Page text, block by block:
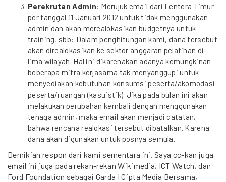
Perekrutan Admin: Merujuk email dari Lentera Timur
per tanggal 11 Januari 2012 untuk tidak menggunakan
admin dan akan merealokasikan budgetnya untuk
training, sbb: Dalam penghitungan kami, dana tersebut
akan direalokasikan ke sektor anggaran pelatihan di
lima wilayah. Hal ini dikarenakan adanya kemungkinan
beberapa mitra kerjasama tak menyanggupi untuk
menyediakan kebutuhan konsumsi peserta/akomodasi
peserta/ruangan (kasuistik). Jika pada bulan ini akan
melakukan perubahan kembali dengan menggunakan
tenaga admin, maka email akan menjadi catatan,
bahwa rencana realokasi tersebut dibatalkan. Karena
dana akan digunakan untuk posnya semula.
Demikian respon dari kami sementara ini. Saya cc-kan juga
email ini juga pada rekan-rekan Wikimedia, ICT Watch, dan
Ford Foundation sebagai Garda I Cipta Media Bersama,